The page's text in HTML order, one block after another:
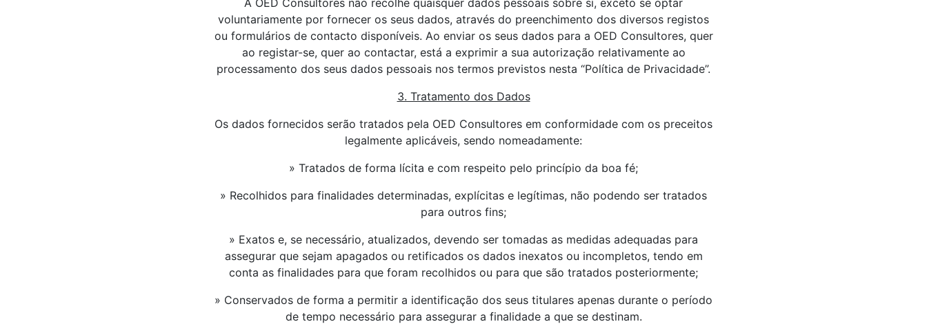
A OED Consultores não recolhe quaisquer dados pessoais sobre si, exceto se optar
voluntariamente por fornecer os seus dados, através do preenchimento dos diversos registos
ou formulários de contacto disponíveis. Ao enviar os seus dados para a OED Consultores, quer
ao registar-se, quer ao contactar, está a exprimir a sua autorização relativamente ao
processamento dos seus dados pessoais nos termos previstos nesta “Política de Privacidade”.
3. Tratamento dos Dados
Os dados fornecidos serão tratados pela OED Consultores em conformidade com os preceitos
legalmente aplicáveis, sendo nomeadamente:
» Tratados de forma lícita e com respeito pelo princípio da boa fé;
» Recolhidos para finalidades determinadas, explícitas e legítimas, não podendo ser tratados
para outros fins;
» Exatos e, se necessário, atualizados, devendo ser tomadas as medidas adequadas para
assegurar que sejam apagados ou retificados os dados inexatos ou incompletos, tendo em
conta as finalidades para que foram recolhidos ou para que são tratados posteriormente;
» Conservados de forma a permitir a identificação dos seus titulares apenas durante o período
de tempo necessário para assegurar a finalidade a que se destinam.